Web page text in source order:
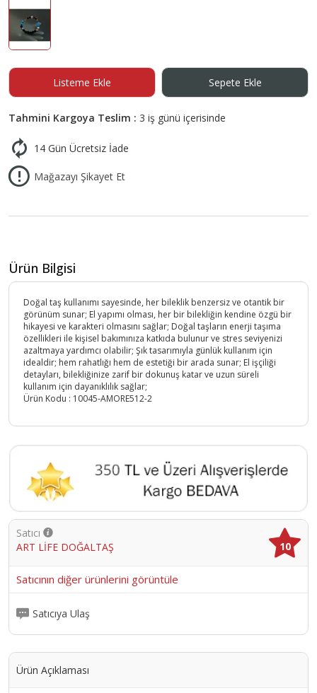
Listeme Ekle Sepete Ekle
Tahmini Kargoya Teslim : 3 iş günü içerisinde
14 Gün Ücretsiz İade
Mağazayı Şikayet Et
Ürün Bilgisi
Doğal taş kullanımı sayesinde, her bileklik benzersiz ve otantik bir
görünüm sunar; El yapımı olması, her bir bilekliğin kendine özgü bir
hikayesi ve karakteri olmasını sağlar; Doğal taşların enerji taşıma
özellikleri ile kişisel bakımınıza katkıda bulunur ve stres seviyenizi
azaltmaya yardımcı olabilir; Şık tasarımıyla günlük kullanım için
idealdir; hem rahatlığı hem de estetiği bir arada sunar; El işçiliği
detayları, bilekliğinize zarif bir dokunuş katar ve uzun süreli
kullanım için dayanıklılık sağlar;
Ürün Kodu : 10045-AMORE512-2
Satıcı
ART LİFE DOĞALTAŞ
10
Satıcının diğer ürünlerini görüntüle
Satıcıya Ulaş
Ürün Açıklaması